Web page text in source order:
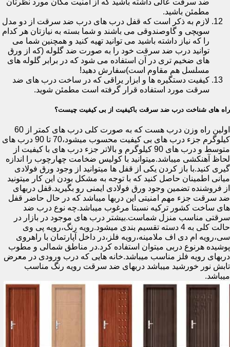
ضد سرقت عالی داشته باشید که از امنیت مکان مورد نظرتان
مطمئن باشید.
لازم به ذکر است که قفل درب های درب ضد سرقت از دو مدل
سویچی و گاوصندوقی می باشند و شما بسته به نیازتان هر کدام
را که نیاز داشته باشید می توانید تهیه کنید و همچنین شما می
توانید درب ضد سرقت خود را به صورت ضد گلوله (که از ورق
های ضخیم تری در آن استفاده می شود که در برابر گلوله های
مسلسل هم مقاوم است)سفارش دهید!
کیفیت دستگیره ها و ابزار یراقی که در ساخت درب های ضد
سرقت مورد استفاده قرار گرفته است مطمئن شوید.
راه های شناخت درب ضد سرقت باکیفیت از بی کیفیت چیست؟
اولین راه وزن درب هست که به صورت کلی درب های کمتر از 60
کیلوگرم جزء درب های بی کیفیت محسوب میشود،70 تا 90 درب های
متوسط و درب های 90 کیلوگرم و بالاتر جزء درب های با کیفیت از
لحاظ آهنکشی میباشد.میتوانید با کولیس ضخامت چهارچوب را اندازه
گیری کنید.با باز کردن یکی از قفل ها میتوانید از وجود ورق فولادی
میانی اطمینان حاصل کنید که با توجه به مشکل بودن این کار میتونید
از فروشنده تضمین وجود ورق فولادی ایمنی رو بگیرید.قفل دربهای
ضد سرقت جزء مهم امنیتی این دربها میباشد که در حال حاضر قفل
های ساخت کشور ترکیه نسبتا مرغوب میباشد.چه نوع درب ضد
سرقتی مناسب منزل شماست.بیشتر درب های موجود در بازار در
حالت کلی به 4 دسته تقسیم بندی میشود.رویه رنگ،رویه پی وی
سی،رویه ام دی اف ملامینه،رویه فلز،در داخل آپارتمان با راهروی
پوشیده هرنوع دربی میتوان استفاده کرد.در مناطق شمالی و مطوب
دربهای رویه فلز مناسب میباشد.خانه هایی که درب ورودی در معرض
تابش نور خورشید میباشد دربهای ضد سرقت رویه رنگ مناسب
میباشد.